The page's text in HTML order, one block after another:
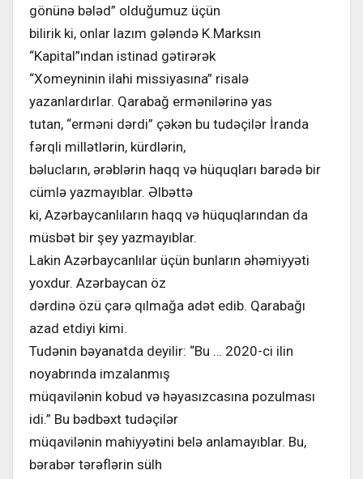
gönünə bələd” olduğumuz üçün
bilirik ki, onlar lazım gələndə K.Marksın
“Kapital”ından istinad gətirərək
“Xomeyninin ilahi missiyasına” risalə
yazanlardırlar. Qarabağ ermənilərinə yas
tutan, “erməni dərdi” çəkən bu tudəçilər İranda
fərqli millətlərin, kürdlərin,
bəlucların, ərəblərin haqq və hüquqları barədə bir
cümlə yazmayıblar. Əlbəttə
ki, Azərbaycanlıların haqq və hüquqlarından da
müsbət bir şey yazmayıblar.
Lakin Azərbaycanlılar üçün bunların əhəmiyyəti
yoxdur. Azərbaycan öz
dərdinə özü çarə qılmağa adət edib. Qarabağı
azad etdiyi kimi.
Tudənin bəyanatda deyilir: “Bu … 2020-ci ilin
noyabrında imzalanmış
müqavilənin kobud və həyasızcasına pozulması
idi.” Bu bədbəxt tudəçilər
müqavilənin mahiyyətini belə anlamayıblar. Bu,
bərabər tərəflərin sülh